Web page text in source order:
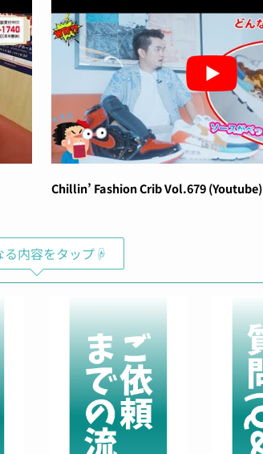
Chillin’ Fashion Crib Vol.679 (Youtube)
る内容をタップ☟